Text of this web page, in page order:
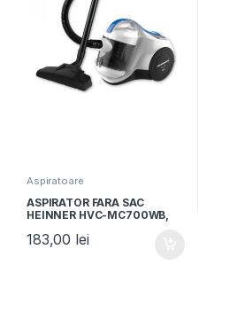
Aspiratoare
ASPIRATOR FARA SAC
HEINNER HVC-MC700WB,
Filtru Hepa 10, Albastru/Alb
183,00 lei